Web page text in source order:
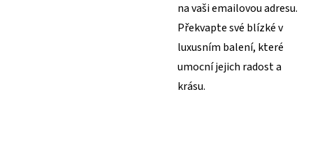
na vaši emailovou adresu.
Překvapte své blízké v
luxusním balení, které
umocní jejich radost a
krásu.